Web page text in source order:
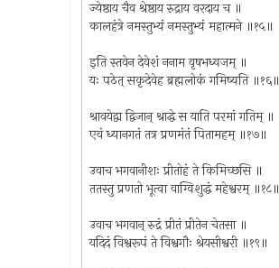
ज्येष्ठाय चैव श्रेष्ठाय रुद्राय वरदाय च ॥
कालहंत्रे नमस्तुभ्यं नमस्तुभ्यं महात्मने ॥१५॥
इति स्तवेन देवेशं ननाम वृषभध्वजम् ॥
यः पठेत् सकृदेवेह ब्रह्मलोकं गमिष्यति ॥१६॥
श्रावयेद्वा द्विजान् श्राद्धे स याति परमां गतिम् ॥
एवं ध्यानगतं तत्र प्रणमंतं पितामहम् ॥१७॥
उवाच भगवानीशः प्रीतोहं ते किमिच्छसि ॥
ततस्तु प्रणतो भूत्वा वाग्विशुद्धं महेश्वरम् ॥१८॥
उवाच भगवान् रुद्रं प्रीतं प्रीतेन चेतसा ॥
यदिदं विश्वरूपं ते विश्वगौः श्रेयसीश्वरी ॥१९॥